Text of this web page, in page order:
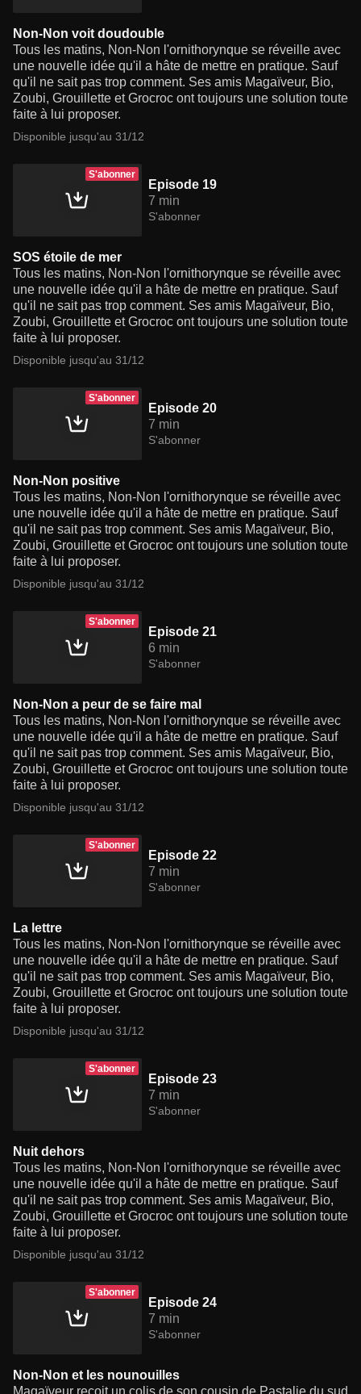
Non-Non voit doudouble
Tous les matins, Non-Non l'ornithorynque se réveille avec
une nouvelle idée qu'il a hâte de mettre en pratique. Sauf
qu'il ne sait pas trop comment. Ses amis Magaïveur, Bio,
Zoubi, Grouillette et Grocroc ont toujours une solution toute
faite à lui proposer.
Disponible jusqu'au 31/12
S'abonner
Episode 19
7 min
S'abonner
SOS étoile de mer
Tous les matins, Non-Non l'ornithorynque se réveille avec
une nouvelle idée qu'il a hâte de mettre en pratique. Sauf
qu'il ne sait pas trop comment. Ses amis Magaïveur, Bio,
Zoubi, Grouillette et Grocroc ont toujours une solution toute
faite à lui proposer.
Disponible jusqu'au 31/12
S'abonner
Episode 20
7 min
S'abonner
Non-Non positive
Tous les matins, Non-Non l'ornithorynque se réveille avec
une nouvelle idée qu'il a hâte de mettre en pratique. Sauf
qu'il ne sait pas trop comment. Ses amis Magaïveur, Bio,
Zoubi, Grouillette et Grocroc ont toujours une solution toute
faite à lui proposer.
Disponible jusqu'au 31/12
S'abonner
Episode 21
6 min
S'abonner
Non-Non a peur de se faire mal
Tous les matins, Non-Non l'ornithorynque se réveille avec
une nouvelle idée qu'il a hâte de mettre en pratique. Sauf
qu'il ne sait pas trop comment. Ses amis Magaïveur, Bio,
Zoubi, Grouillette et Grocroc ont toujours une solution toute
faite à lui proposer.
Disponible jusqu'au 31/12
S'abonner
Episode 22
7 min
S'abonner
La lettre
Tous les matins, Non-Non l'ornithorynque se réveille avec
une nouvelle idée qu'il a hâte de mettre en pratique. Sauf
qu'il ne sait pas trop comment. Ses amis Magaïveur, Bio,
Zoubi, Grouillette et Grocroc ont toujours une solution toute
faite à lui proposer.
Disponible jusqu'au 31/12
S'abonner
Episode 23
7 min
S'abonner
Nuit dehors
Tous les matins, Non-Non l'ornithorynque se réveille avec
une nouvelle idée qu'il a hâte de mettre en pratique. Sauf
qu'il ne sait pas trop comment. Ses amis Magaïveur, Bio,
Zoubi, Grouillette et Grocroc ont toujours une solution toute
faite à lui proposer.
Disponible jusqu'au 31/12
S'abonner
Episode 24
7 min
S'abonner
Non-Non et les nounouilles
Magaïveur reçoit un colis de son cousin de Pastalie du sud